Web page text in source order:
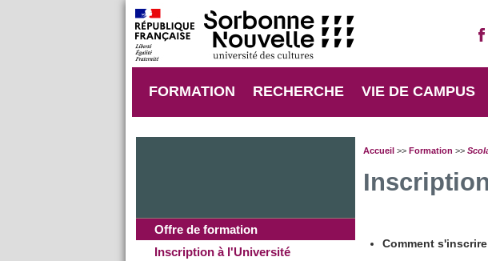
FORMATION RECHERCHE VIE DE CAMPUS
Offre de formation
Inscription à l'Université
Accueil>> Formation >>
Comment